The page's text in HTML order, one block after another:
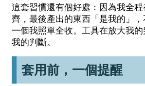
這套習慣還有個好處：因為我全
齊，最後產出的東西「是我的」
一個我照單全收。工具在放大我
我的判斷。
套用前，一個提醒